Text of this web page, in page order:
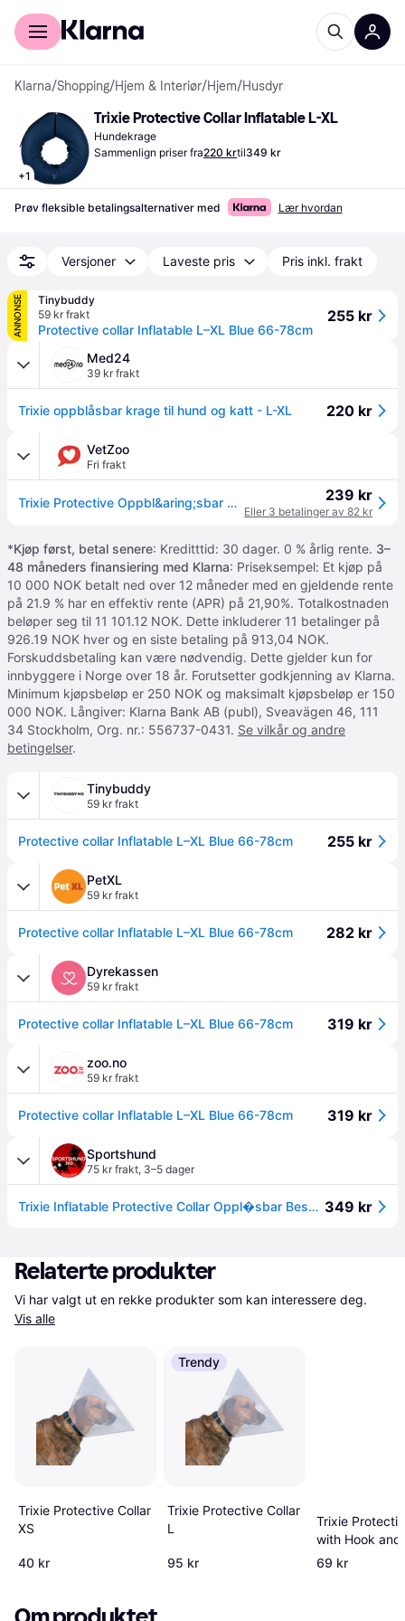
For kunder
Klarna/Shopping/Hjem & Interiør/Hjem/Husdyr
+1
Trixie Protective Collar Inflatable L-XL
Hundekrage
Sammenlign priser fra220 krtil349 kr
Prøv fleksible betalingsalternativer med Lær hvordan
Versjoner Laveste pris Pris inkl. frakt
ANNONSE
Tinybuddy
59 kr frakt
Protective collar Inflatable L–XL Blue 66-78cm
255 kr
Med24
39 kr frakt
Trixie oppblåsbar krage til hund og katt - L-XL 220 kr
VetZoo
Fri frakt
Trixie Protective Oppbl&aring;sbar Hundekrage (l/xl) 239 kr
Eller 3 betalinger av 82 kr
*Kjøp først, betal senere: Kreditttid: 30 dager. 0 % årlig rente. 3–
48 måneders finansiering med Klarna: Priseksempel: Et kjøp på
10 000 NOK betalt ned over 12 måneder med en gjeldende rente
på 21.9 % har en effektiv rente (APR) på 21,90%. Totalkostnaden
beløper seg til 11 101.12 NOK. Dette inkluderer 11 betalinger på
926.19 NOK hver og en siste betaling på 913,04 NOK.
Forskuddsbetaling kan være nødvendig. Dette gjelder kun for
innbyggere i Norge over 18 år. Forutsetter godkjenning av Klarna.
Minimum kjøpsbeløp er 250 NOK og maksimalt kjøpsbeløp er 150
000 NOK. Långiver: Klarna Bank AB (publ), Sveavägen 46, 111
34 Stockholm, Org. nr.: 556737-0431. Se vilkår og andre
betingelser.
Tinybuddy
59 kr frakt
Protective collar Inflatable L–XL Blue 66-78cm 255 kr
PetXL
59 kr frakt
Protective collar Inflatable L–XL Blue 66-78cm 282 kr
Dyrekassen
59 kr frakt
Protective collar Inflatable L–XL Blue 66-78cm 319 kr
zoo.no
59 kr frakt
Protective collar Inflatable L–XL Blue 66-78cm 319 kr
Sportshund
75 kr frakt, 3–5 dager
Trixie Inflatable Protective Collar Oppl�sbar Beskyttelseskrage Hundekrage - L-XL 349 kr
Relaterte produkter
Vis alle
Trixie Protective Collar
XS
40 kr
Trendy
Trixie Protective Collar
L
95 kr
Trixie
with Hook and
Fastener S
69 kr